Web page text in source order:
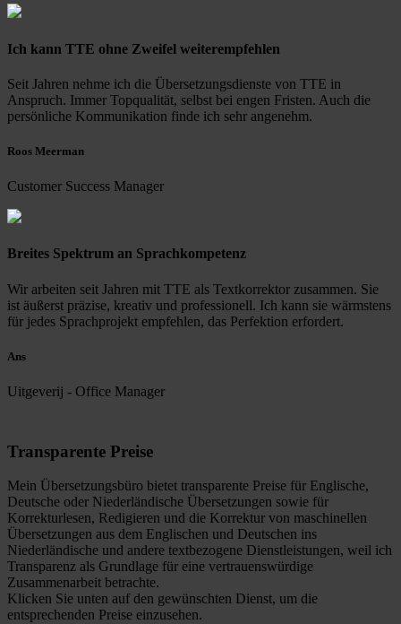
Ich kann TTE ohne Zweifel weiterempfehlen
Seit Jahren nehme ich die Übersetzungsdienste von TTE in
Anspruch. Immer Topqualität, selbst bei engen Fristen. Auch die
persönliche Kommunikation finde ich sehr angenehm.
Roos Meerman
Customer Success Manager
Breites Spektrum an Sprachkompetenz
Wir arbeiten seit Jahren mit TTE als Textkorrektor zusammen. Sie
ist äußerst präzise, kreativ und professionell. Ich kann sie wärmstens
für jedes Sprachprojekt empfehlen, das Perfektion erfordert.
Ans
Uitgeverij - Office Manager
Transparente Preise
Mein Übersetzungsbüro bietet transparente Preise für Englische,
Deutsche oder Niederländische Übersetzungen sowie für
Korrekturlesen, Redigieren und die Korrektur von maschinellen
Übersetzungen aus dem Englischen und Deutschen ins
Niederländische und andere textbezogene Dienstleistungen, weil ich
Transparenz als Grundlage für eine vertrauenswürdige
Zusammenarbeit betrachte.
Klicken Sie unten auf den gewünschten Dienst, um die
entsprechenden Preise einzusehen.